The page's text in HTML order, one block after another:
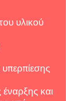
υλικού
και